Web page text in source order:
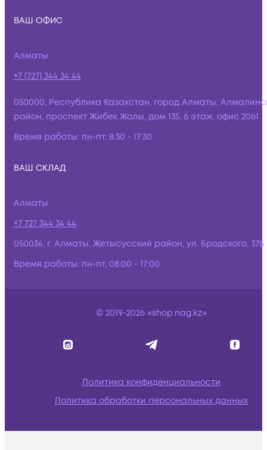
ВАШ ОФИС
Алматы
+7 (727) 344 34 44
050000, Республика Казахстан, город Алматы,
район, проспект Жибек Жолы, дом 135, 6 этаж, офис 2061
Время работы: пн-пт, 8:30 - 17:30
ВАШ СКЛАД
Алматы
+7 727 344 34 44
050034, г. Алматы, Жетысусский район, ул. Бродского, 37Б
Время работы: пн-пт, 08:00 - 17:00
© 2019-2026 «shop.nag.kz»
Политика конфиденциальности
Политика обработки персональных данных